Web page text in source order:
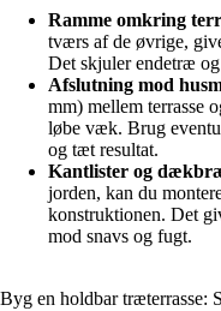
Ramme omkring
tværs af de øvrige,
Det skjuler endetræ
Afslutning mod
mm) mellem terrasse
løbe væk. Brug
og tæt resultat.
Kantlister og
jorden, kan du
konstruktionen. Det
mod snavs og fugt.
Byg en holdbar træterrasse: